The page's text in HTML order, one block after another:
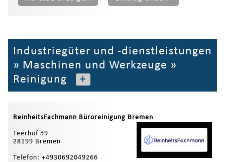
Industriegüter und -dienstleistungen
» Maschinen und Werkzeuge »
Reinigung
+
ReinheitsFachmann Büroreinigung Bremen
Teerhof 59
28199 Bremen
Telefon: +4930692049266